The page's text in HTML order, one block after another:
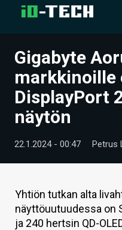
UUTISET
ARTIKKELIT
VIDEOT
TECHBBS
HINTA.FI
KAUPPA
Gigabyte
markkinoille
DisplayPort
näytön
22.1.2024 - 00:47 Petrus
Yhtiön tutkan alta
näyttöuutuudessa on
ja 240 hertsin QD-